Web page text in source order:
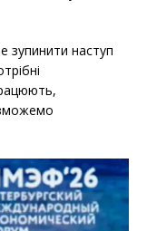
зупинити наступ